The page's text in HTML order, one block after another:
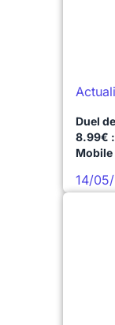
Duel
8.99€
Mobile
14/